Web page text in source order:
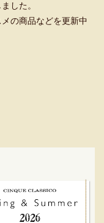
した。
の商品などを更新中